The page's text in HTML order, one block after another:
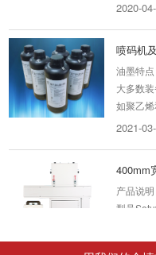
油墨特
大多数
如聚乙
产品说
型号